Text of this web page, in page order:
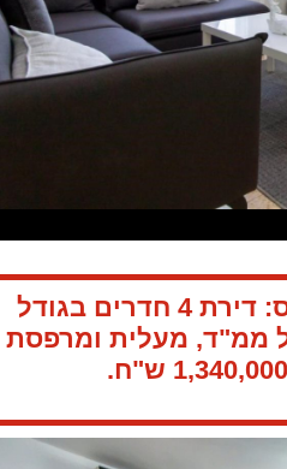
שכונת רמות ברחוב פריבס: דירת 4 חדרים בגודל
ממ"ד, מעלית ומרפסת